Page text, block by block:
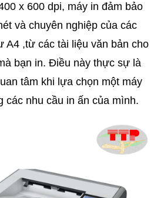
x 600 dpi, máy in đảm bảo
và chuyên nghiệp của các
A4 ,từ các tài liệu văn bản cho
bạn in. Điều này thực sự là
tâm khi lựa chọn một máy
các nhu cầu in ấn của mình.